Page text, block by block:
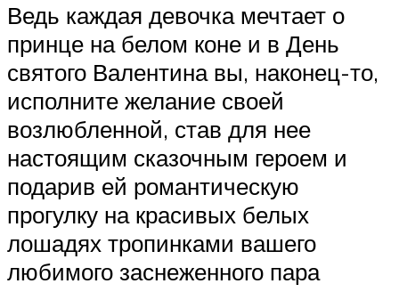
Ведь каждая девочка мечтает о
принце на белом коне и в День
святого Валентина вы, наконец-то,
исполните желание своей
возлюбленной, став для нее
настоящим сказочным героем и
подарив ей романтическую
прогулку на красивых белых
лошадях тропинками вашего
любимого заснеженного пара